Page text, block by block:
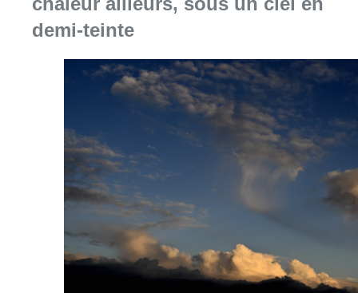
Consulter l'article "Météo : fraîcheur à la
Jupiler Pro League : Anderlecht
surprend La Louvière dans le
temps additionnel